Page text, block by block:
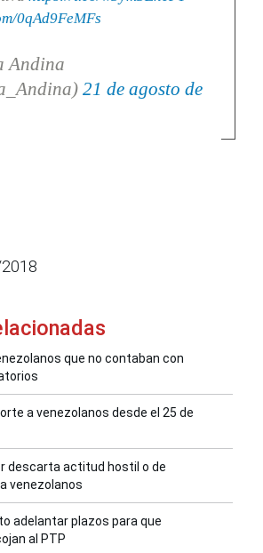
0qAd9FeMFs
Andina
21 de agosto de
que no contaban con
a venezolanos desde el 25 de
descarta actitud hostil o de
venezolanos
adelantar plazos para que
al PTP